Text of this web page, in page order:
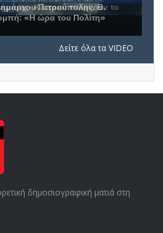
Πετρούπολης, Β.
«Η ώρα του Πολίτη»
Δείτε όλα τα VIDEO
δημοσιογραφική ματιά στη